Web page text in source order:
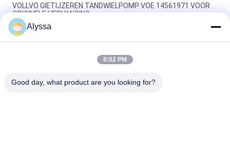
VOLLVO GIETIJZEREN TANDWIELPOMP VOE 14561971 VOOR
ORIGINELE VERVANGING
VOLLVO GIETIJZEREN TANDWIELPOMP VOE 14537295 VOOR
ORIGINELE VERVANGING
VOLLVO GEGEERPOMP VOE 14782798 voor de oorspronkelijke
Alyssa
8:02 PM
Good day, what product are you looking for?